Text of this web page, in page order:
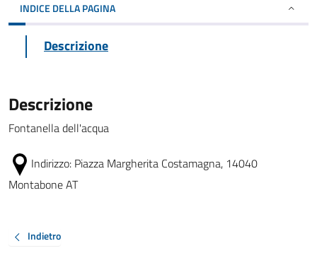
INDICE DELLA PAGINA
Descrizione
Descrizione
Fontanella dell'acqua
Indirizzo: Piazza Margherita Costamagna, 14040
Montabone AT
Indietro